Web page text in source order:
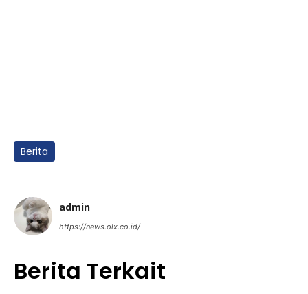
Berita
admin
https://news.olx.co.id/
Berita Terkait